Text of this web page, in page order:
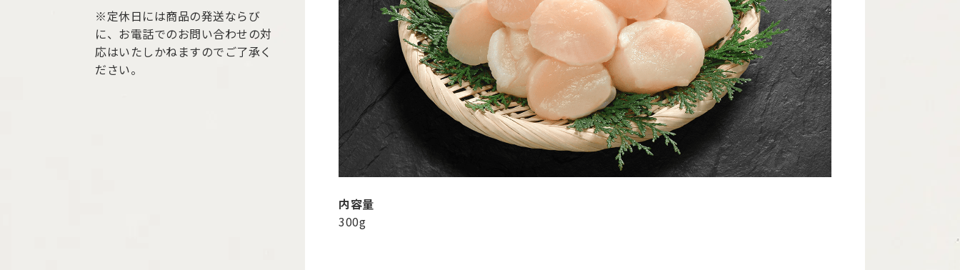
内容量
300g
※定休日には商品の発送ならび
に、お電話でのお問い合わせの対
応はいたしかねますのでご了承く
ださい。